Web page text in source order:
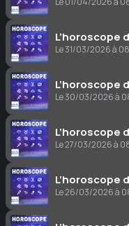
L’horoscope
Le 31/03/2026 à
L’horoscope
Le 30/03/2026 à
L’horoscope
Le 27/03/2026 à
L’horoscope
Le 26/03/2026 à